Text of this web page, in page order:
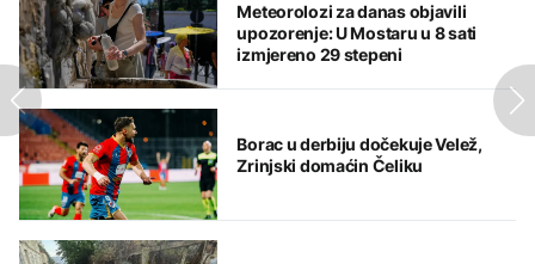
Meteorolozi za danas objavili
upozorenje: U Mostaru u 8 sati
izmjereno 29 stepeni
Borac u derbiju dočekuje Velež,
Zrinjski domaćin Čeliku